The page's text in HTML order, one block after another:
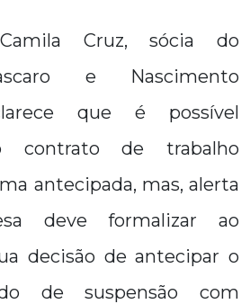
Cruz, sócia do
e Nascimento
que é possível
contrato de trabalho
antecipada, mas, alerta
deve formalizar ao
decisão de antecipar o
de suspensão com